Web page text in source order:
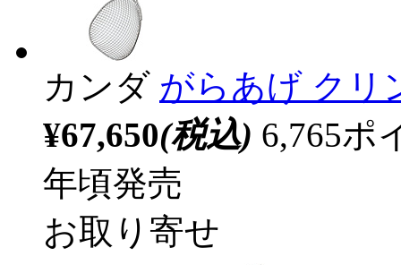
カンダ がらあげ クリ
¥67,650(税込) 6,765ポ
年頃発売
お取り寄せ